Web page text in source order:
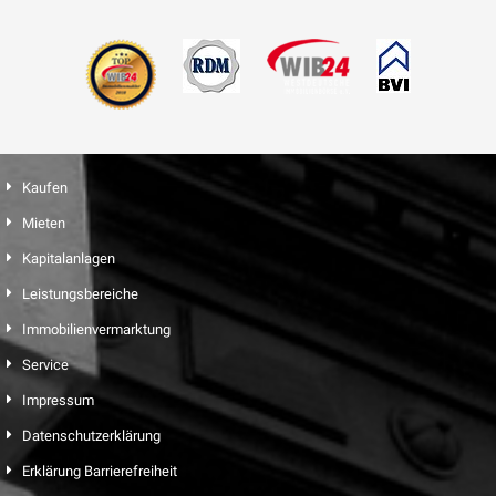
Kaufen
Mieten
Kapitalanlagen
Leistungsbereiche
Immobilienvermarktung
Service
Impressum
Datenschutzerklärung
Erklärung Barrierefreiheit